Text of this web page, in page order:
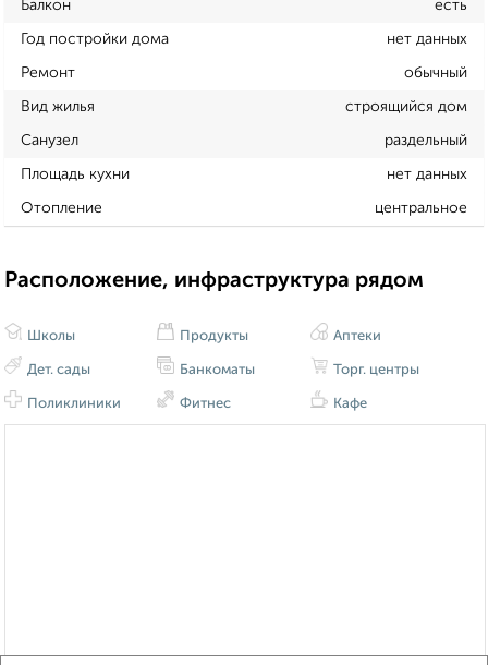
Балкон есть
Год постройки дома нет данных
Ремонт обычный
Вид жилья строящийся дом
Санузел раздельный
Площадь кухни нет данных
Отопление центральное
Расположение, инфраструктура рядом
Школы
Дет. сады
Поликлиники
Продукты
Банкоматы
Фитнес
Аптеки
Торг. центры
Кафе